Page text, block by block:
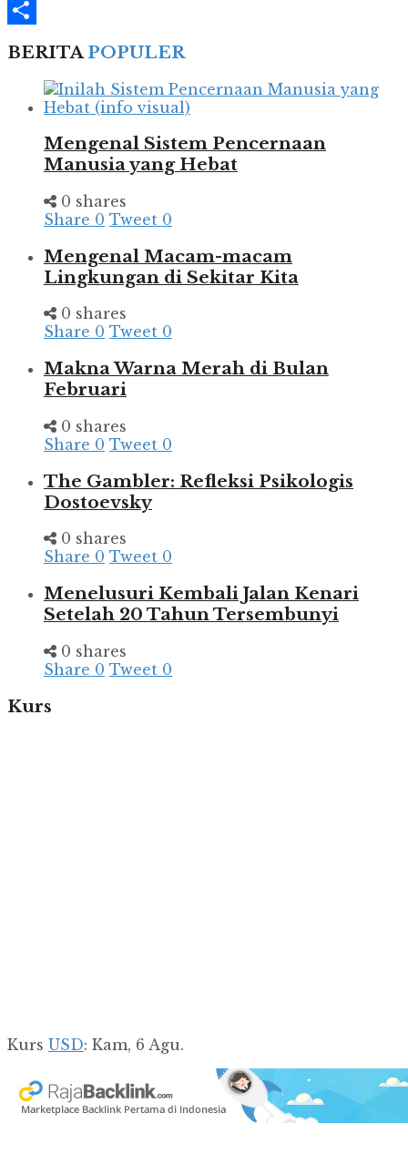
Telegram
BERITAPOPULER
Mengenal Sistem Pencernaan
Manusia yang Hebat
0 shares
Share 0 Tweet 0
Mengenal Macam-macam
Lingkungan di Sekitar Kita
0 shares
Share 0 Tweet 0
Makna Warna Merah di Bulan
Februari
0 shares
Share 0 Tweet 0
The Gambler: Refleksi Psikologis
Dostoevsky
0 shares
Share 0 Tweet 0
Menelusuri Kembali Jalan Kenari
Setelah 20 Tahun Tersembunyi
0 shares
Share 0 Tweet 0
Kurs
Kurs USD: Kam, 6 Agu.